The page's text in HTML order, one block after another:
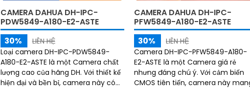
CAMERA DAHUA DH-IPC-
PDW5849-A180-E2-ASTE
30%
LIÊN HỆ
Loại camera DH-IPC-PDW5849-
A180-E2-ASTE là một Camera chất
lượng cao của hãng DH. Với thiết kế
hiện đại và bền bỉ, camera này có
CAMERA DAHUA DH-IPC-
PFW5849-A180-E2-ASTE
30%
LIÊN HỆ
Camera DH-IPC-PFW5849-A180-
E2-ASTE là một Camera giá rẻ
nhưng đáng chú ý. Với cảm biến
CMOS tiên tiến, camera này